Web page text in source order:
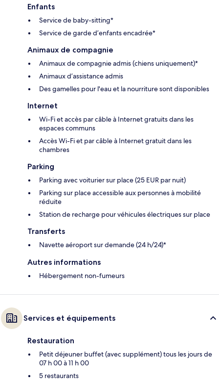
Enfants
Service de baby-sitting*
Service de garde d’enfants encadrée*
Animaux de compagnie
Animaux de compagnie admis (chiens uniquement)*
Animaux d’assistance admis
Des gamelles pour l'eau et la nourriture sont disponibles
Internet
Wi-Fi et accès par câble à Internet gratuits dans les
espaces communs
Accès Wi-Fi et par câble à Internet gratuit dans les
chambres
Parking
Parking avec voiturier sur place (25 EUR par nuit)
Parking sur place accessible aux personnes à mobilité
réduite
Station de recharge pour véhicules électriques sur place
Transferts
Navette aéroport sur demande (24 h/24)*
Autres informations
Hébergement non-fumeurs
Services et équipements
Restauration
Petit déjeuner buffet (avec supplément) tous les jours de
07 h 00 à 11 h 00
5 restaurants